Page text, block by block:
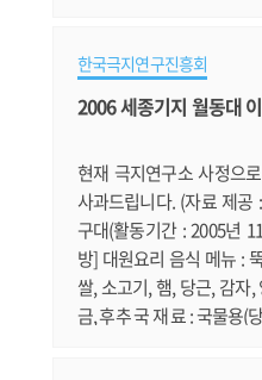
라의 세종기지가 있는 남
는 북빅토리아랜드 지역은
한국극지연구진흥회
2006 세종기지 월동대
현재 극지연구소 사정으
사과드립니다. (자료 제공
구대(활동기간 : 2005년
방] 대원요리 음식 메뉴 :
쌀, 소고기, 햄, 당근, 감자
금, 후추 국 재 료 : 국물용(